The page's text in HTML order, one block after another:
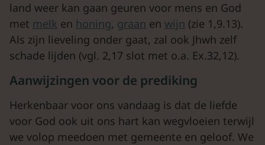
land weer kan gaan geuren voor mens en God
met melk en honing, graan en wijn (zie 1,9.13).
Als zijn lieveling onder gaat, zal ook Jhwh zelf
schade lijden (vgl. 2,17 slot met o.a. Ex.32,12).
Aanwijzingen voor de prediking
Herkenbaar voor ons vandaag is dat de liefde
voor God ook uit ons hart kan wegvloeien terwijl
we volop meedoen met gemeente en geloof. We